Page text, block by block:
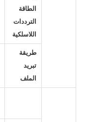
الطاقة
الترددات
اللاسلكية
طريقة
تبريد
الملف